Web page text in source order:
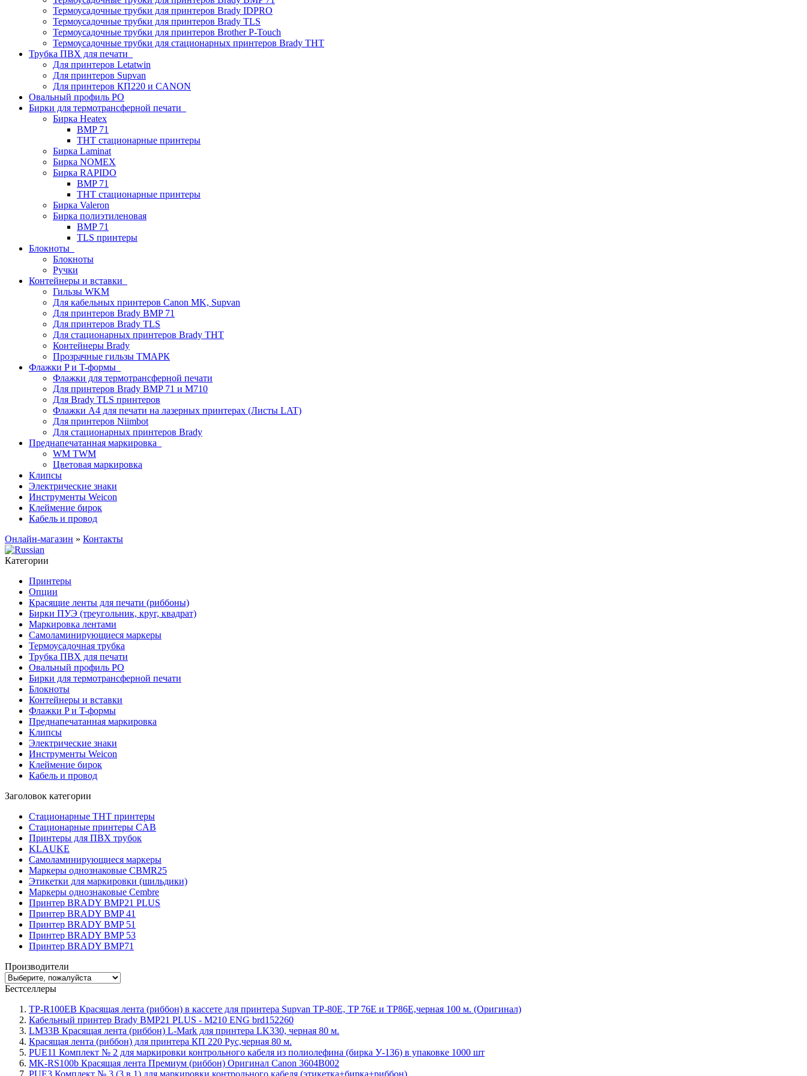
Термоусадочные трубки для принтеров Brady IDPRO
Термоусадочные трубки для принтеров Brady TLS
Термоусадочные трубки для принтеров Brother P-Touch
Термоусадочные трубки для стационарных принтеров Brady THT
Трубка ПВХ для печати
Для принтеров Letatwin
Для принтеров Supvan
Для принтеров КП220 и CANON
Овальный профиль PO
Бирки для термотрансферной печати
Бирка Heatex
BMP 71
THT стационарные принтеры
Бирка Laminat
Бирка NOMEX
Бирка RAPIDO
BMP 71
THT стационарные принтеры
Бирка Valeron
Бирка полиэтиленовая
BMP 71
TLS принтеры
Блокноты
Блокноты
Ручки
Контейнеры и вставки
Гильзы WKM
Для кабельных принтеров Canon MK, Supvan
Для принтеров Brady BMP 71
Для принтеров Brady TLS
Для стационарных принтеров Brady THT
Контейнеры Brady
Прозрачные гильзы ТМАРК
Флажки P и T-формы
Флажки для термотрансферной печати
Для принтеров Brady BMP 71 и M710
Для Brady TLS принтеров
Флажки A4 для печати на лазерных принтерах (Листы LAT)
Для принтеров Niimbot
Для стационарных принтеров Brady
Преднапечатанная маркировка
WM TWM
Цветовая маркировка
Клипсы
Электрические знаки
Инструменты Weicon
Клеймение бирок
Кабель и провод
Онлайн-магазин » Контакты
Категории
Принтеры
Опции
Красящие ленты для печати (риббоны)
Бирки ПУЭ (треугольник, круг, квадрат)
Маркировка лентами
Самоламинирующиеся маркеры
Термоусадочная трубка
Трубка ПВХ для печати
Овальный профиль PO
Бирки для термотрансферной печати
Блокноты
Контейнеры и вставки
Флажки P и T-формы
Преднапечатанная маркировка
Клипсы
Электрические знаки
Инструменты Weicon
Клеймение бирок
Кабель и провод
Заголовок категории
Стационарные THT принтеры
Стационарные принтеры CAB
Принтеры для ПВХ трубок
KLAUKE
Самоламинирующиеся маркеры
Маркеры однознаковые CBMR25
Этикетки для маркировки (шильдики)
Маркеры однознаковые Cembre
Принтер BRADY BMP21 PLUS
Принтер BRADY BMP 41
Принтер BRADY BMP 51
Принтер BRADY BMP 53
Принтер BRADY BMP71
Производители
Бестселлеры
TP-R100EB Красящая лента (риббон) в кассете для принтера Supvan TP-80E, TP 76E и TP86E,черная 100 м. (Оригинал)
Кабельный принтер Brady BMP21 PLUS - M210 ENG brd152260
LM33B Красящая лента (риббон) L-Mark для принтера LK330, черная 80 м.
Красящая лента (риббон) для принтера КП 220 Рус,черная 80 м.
PUE11 Комплект № 2 для маркировки контрольного кабеля из полиолефина (бирка У-136) в упаковке 1000 шт
MK-RS100b Красящая лента Премиум (риббон) Оригинал Canon 3604B002
PUE3 Комплект № 3 (3 в 1) для маркировки контрольного кабеля (этикетка+бирка+риббон)